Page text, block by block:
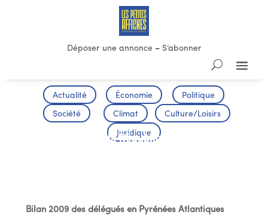
Déposer une annonce– S’abonner
Actualité Économie Politique
Société Climat Culture/Loisirs
Juridique
Médiateur de la République-Bilan 2009
Bilan 2009 des délégués en Pyrénées Atlantiques